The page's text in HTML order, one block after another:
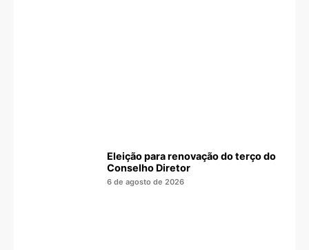
Eleição para renovação do terço do
Conselho Diretor
6 de agosto de 2026